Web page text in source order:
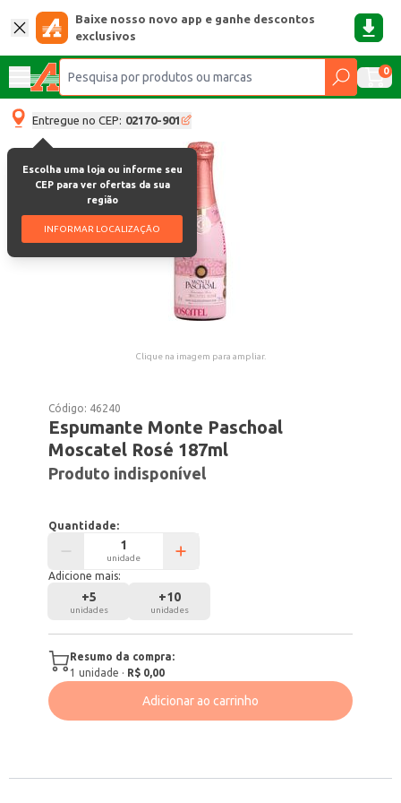
Baixe nosso novo app e ganhe descontos
exclusivos
0
Entregue no CEP: 02170-901
Escolha uma loja ou informe seu
CEP para ver ofertas da sua
região
INFORMAR LOCALIZAÇÃO
Clique na imagem para ampliar.
Código: 46240
Espumante Monte Paschoal
Moscatel Rosé 187ml
Produto indisponível
Quantidade:
unidade
Adicione mais:
+5
unidades
+10
unidades
Resumo da compra:
1 unidade · R$ 0,00
Adicionar ao carrinho